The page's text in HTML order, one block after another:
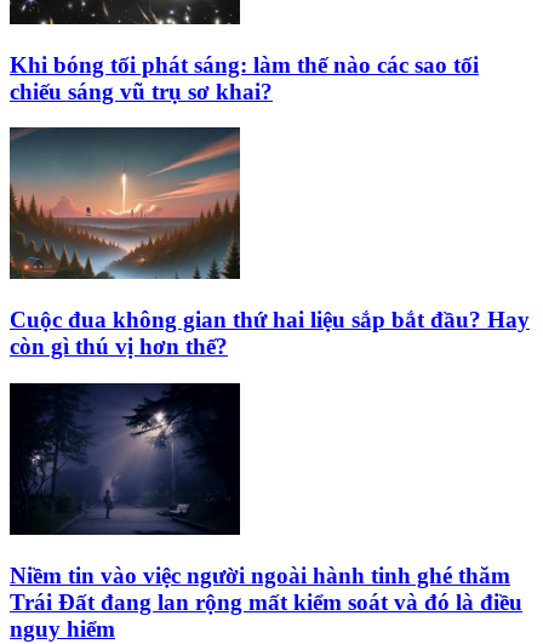
Khi bóng tối phát sáng: làm thế nào các sao tối
chiếu sáng vũ trụ sơ khai?
Cuộc đua không gian thứ hai liệu sắp bắt đầu? Hay
còn gì thú vị hơn thế?
Niềm tin vào việc người ngoài hành tinh ghé thăm
Trái Đất đang lan rộng mất kiểm soát và đó là điều
nguy hiểm